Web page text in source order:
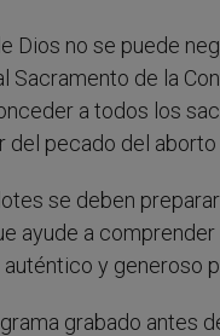
Dios no se puede
Sacramento de la
a todos los
del pecado del
se deben
ayude a
y generoso
grabado antes